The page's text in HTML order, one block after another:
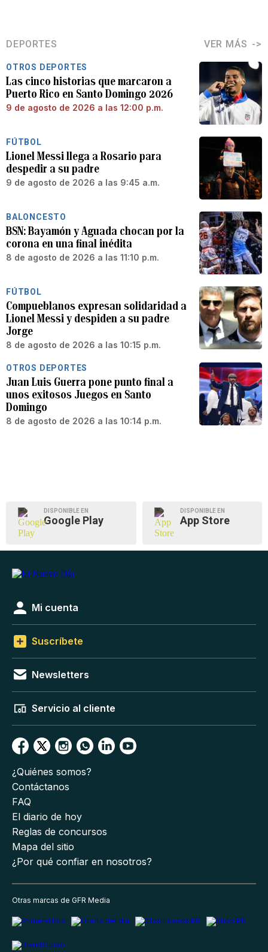
DEPORTES VER MÁS
OTROS DEPORTES
Las cinco historias que marcaron a
Puerto Rico en Santo Domingo 2026
9 de agosto de 2026 a las 12:00 p.m.
FÚTBOL
Lionel Messi llega a Rosario para
despedir a su padre
9 de agosto de 2026 a las 9:45 a.m.
BALONCESTO
BSN: Bayamón y Aguada chocan por la
corona en una final inédita
8 de agosto de 2026 a las 11:10 p.m.
FÚTBOL
Compueblanos expresan solidaridad a
Lionel Messi y despiden a su padre
Jorge
8 de agosto de 2026 a las 10:15 p.m.
OTROS DEPORTES
Juan Luis Guerra pone punto final a
unos exitosos Juegos en Santo
Domingo
8 de agosto de 2026 a las 10:14 p.m.
DISPONIBLE EN
Google Play
DISPONIBLE EN
App Store
Mi cuenta
Suscríbete
Newsletters
Servicio al cliente
¿Quiénes somos?
Contáctanos
FAQ
El diario de hoy
Reglas de concursos
Mapa del sitio
¿Por qué confiar en nosotros?
Otras marcas de GFR Media